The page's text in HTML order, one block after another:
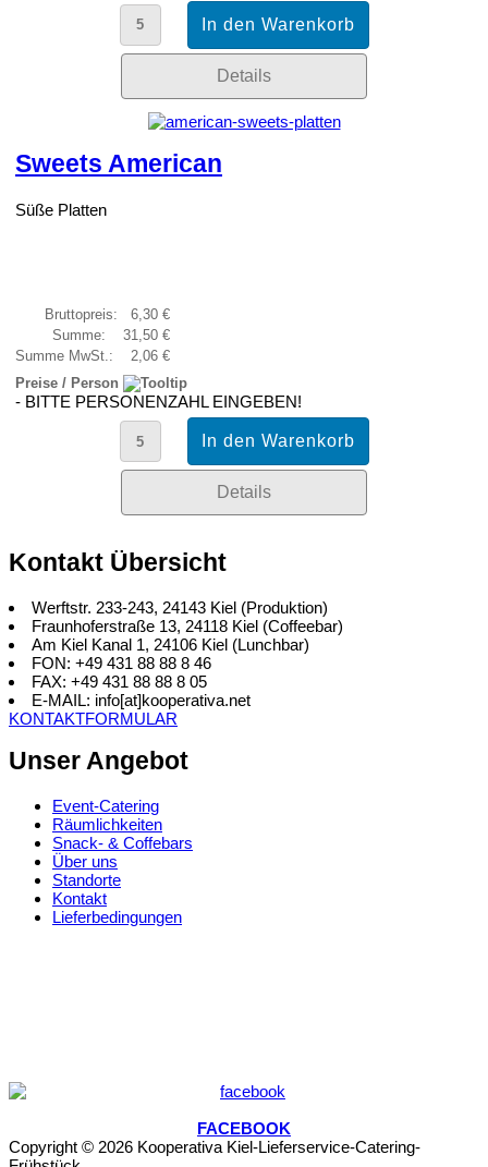
Details
Sweets American
Süße Platten
Bruttopreis:
6,30 €
Summe:
31,50 €
Summe MwSt.:
2,06 €
Preise / Person
- BITTE PERSONENZAHL EINGEBEN!
Details
Kontakt Übersicht
Werftstr. 233-243, 24143 Kiel (Produktion)
Fraunhoferstraße 13, 24118 Kiel (Coffeebar)
Am Kiel Kanal 1, 24106 Kiel (Lunchbar)
FON: +49 431 88 88 8 46
FAX: +49 431 88 88 8 05
E-MAIL: info[at]kooperativa.net
KONTAKTFORMULAR
Unser Angebot
Event-Catering
Räumlichkeiten
Snack- & Coffebars
Über uns
Standorte
Kontakt
Lieferbedingungen
FACEBOOK
Copyright © 2026 Kooperativa Kiel-Lieferservice-Catering-